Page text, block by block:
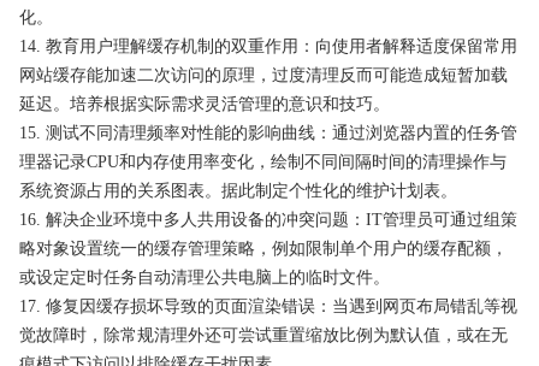
化。
14. 教育用户理解缓存机制的双重作用：向使用者解释适度保留常用
网站缓存能加速二次访问的原理，过度清理反而可能造成短暂加载
延迟。培养根据实际需求灵活管理的意识和技巧。
15. 测试不同清理频率对性能的影响曲线：通过浏览器内置的任务管
理器记录CPU和内存使用率变化，绘制不同间隔时间的清理操作与
系统资源占用的关系图表。据此制定个性化的维护计划表。
16. 解决企业环境中多人共用设备的冲突问题：IT管理员可通过组策
略对象设置统一的缓存管理策略，例如限制单个用户的缓存配额，
或设定定时任务自动清理公共电脑上的临时文件。
17. 修复因缓存损坏导致的页面渲染错误：当遇到网页布局错乱等视
觉故障时，除常规清理外还可尝试重置缩放比例为默认值，或在无